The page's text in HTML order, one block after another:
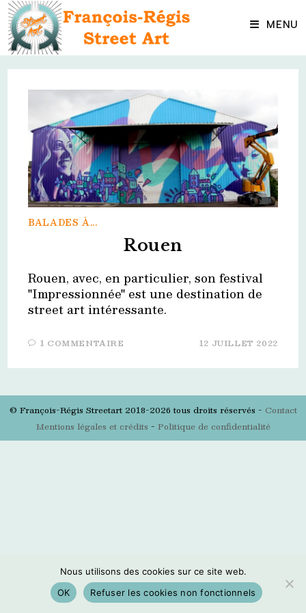
Skip
content MENU
BALADES À...
Rouen
Rouen, avec, en particulier, son festival
"Impressionnée" est une destination de
street art intéressante.
1 COMMENTAIRE 12 JUILLET 2022
© François-Régis Streetart 2018-2026 tous droits réservés - Contact
Mentions légales et crédits - Politique de confidentialité
Nous utilisons des cookies sur ce site web.
OK
Refuser les cookies non fonctionnels